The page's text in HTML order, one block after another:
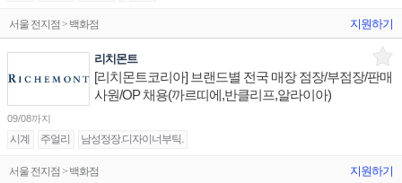
서울 전지점 > 백화점 지원하기
리치몬트
[리치몬트코리아] 브랜드별 전국 매장 점장/부점장/판매
사원/OP 채용(까르띠에,반클리프,알라이아)
09/08까지
시계 주얼리 남성정장.디자이너부틱.
서울 전지점 > 백화점 지원하기